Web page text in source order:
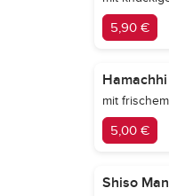
5,90 €
mit
5,00 €
Shiso